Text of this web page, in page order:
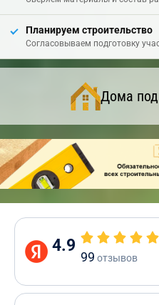
Планируем строительство
Согласовываем подготовку
Дома
4.9
99 отзывов